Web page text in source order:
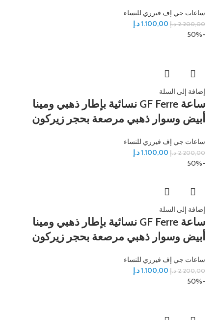
ساعات جي إف فيرري للنساء
2.200,00 د.إ 1.100,00د.إ
-50%
إضافة إلى السلة
ساعة GF Ferre نسائية بإطار ذهبي ومينا
أبيض وسوار ذهبي مرصعة بحجر زيركون
ساعات جي إف فيرري للنساء
2.200,00 د.إ 1.100,00د.إ
-50%
إضافة إلى السلة
ساعة GF Ferre نسائية بإطار ذهبي ومينا
أبيض وسوار ذهبي مرصعة بحجر زيركون
ساعات جي إف فيرري للنساء
2.200,00 د.إ 1.100,00د.إ
-50%